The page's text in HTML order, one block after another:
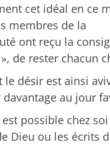
cet idéal en ce
membres de la
ont reçu la
de rester chacun
le désir est ainsi
davantage au jour
possible chez
Dieu ou les écrits